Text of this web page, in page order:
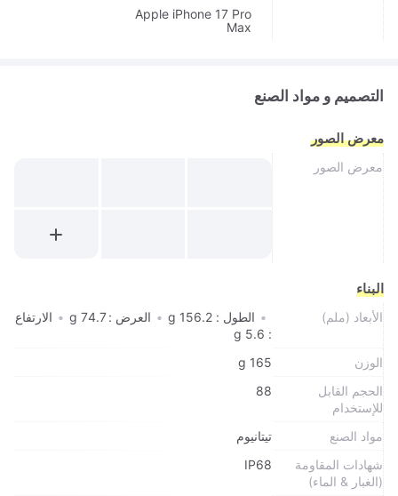
Apple iPhone 17 Pro
Max
التصميم و مواد الصنع
معرض الصور
معرض الصور
البناء
الأبعاد (ملم) • الطول : 156.2 g • العرض : 74.7 g • الارتفاع
: 5.6 g
الوزن
165 g
الحجم القابل
للإستخدام
88
مواد الصنع
تيتانيوم
شهادات المقاومة
(الغبار & الماء)
IP68